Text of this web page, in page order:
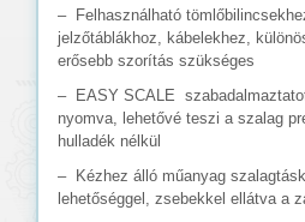
– Felhasználható
jelzőtáblákhoz, kábelekhez,
erősebb szorítás szükséges
– EASY SCALE
nyomva, lehetővé teszi a szalag
hulladék nélkül
– Kézhez álló műanyag
lehetőséggel, zsebekkel ellátva a